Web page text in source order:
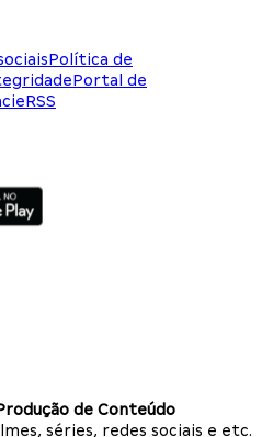
Política de
Portal de
RSS
de Conteúdo
séries, redes sociais e etc.